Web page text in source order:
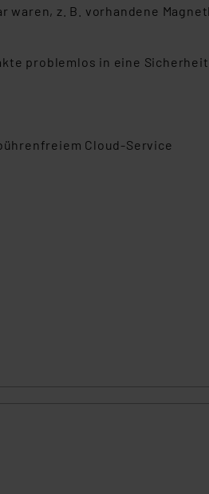
z. B. vorhandene
problemlos in eine
Cloud-Service